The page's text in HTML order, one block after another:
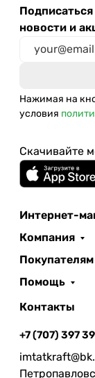
Подписаться
новости и
Нажимая на
условия
Скачивайте
Интернет-
Компания
Покупателям
Помощь
Контакты
+7 (707) 397